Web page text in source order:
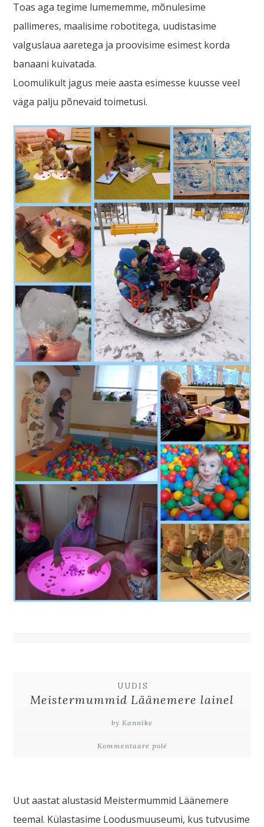
Toas aga tegime lumememme, mõnulesime
pallimeres, maalisime robotitega, uudistasime
valguslaua aaretega ja proovisime esimest korda
banaani kuivatada.
Loomulikult jagus meie aasta esimesse kuusse veel
väga palju põnevaid toimetusi.
UUDIS
Meistermummid Läänemere lainel
by Kannike
Kommentaare pole
Uut aastat alustasid Meistermummid Läänemere
teemal. Külastasime Loodusmuuseumi, kus tutvusime